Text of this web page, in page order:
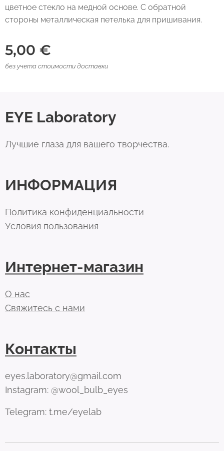
цветное стекло на медной основе. С обратной
стороны металлическая петелька для пришивания.
5,00 €
без учета стоимости доставки
EYE Laboratory
Лучшие глаза для вашего творчества.
ИНФОРМАЦИЯ
Политика конфиденциальности
Условия пользования
Интернет-магазин
О нас
Свяжитесь с нами
Контакты
eyes.laboratory@gmail.com
Instagram: @wool_bulb_eyes
Telegram: t.me/eyelab